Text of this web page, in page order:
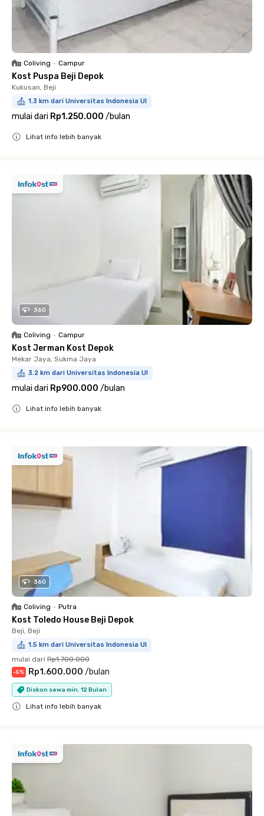
Coliving • Campur
Kost Puspa Beji Depok
Kukusan, Beji
1.3 km dari Universitas Indonesia UI
mulai dari Rp1.250.000 /bulan
Lihat info lebih banyak
360
Coliving • Campur
Kost Jerman Kost Depok
Mekar Jaya, Sukma Jaya
3.2 km dari Universitas Indonesia UI
mulai dari Rp900.000 /bulan
Lihat info lebih banyak
360
Coliving • Putra
Kost Toledo House Beji Depok
Beji, Beji
1.5 km dari Universitas Indonesia UI
mulai dari Rp1.700.000
-5% Rp1.600.000 /bulan
Diskon sewa min. 12 Bulan
Lihat info lebih banyak